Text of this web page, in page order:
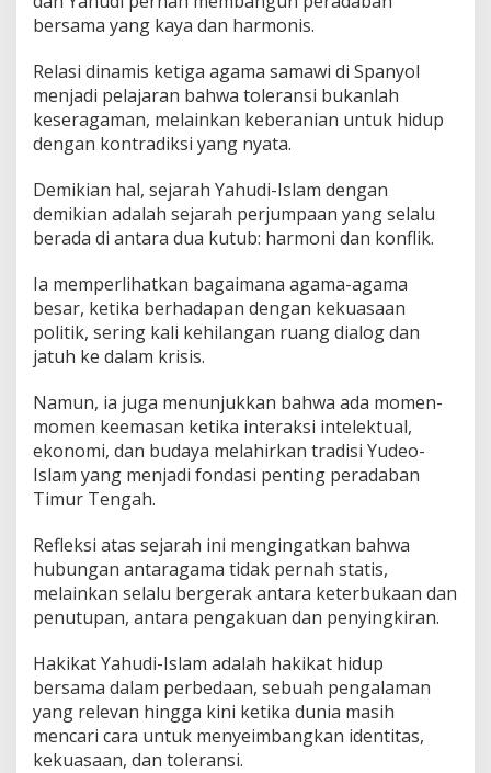
bersama yang kaya dan harmonis.
Relasi dinamis ketiga agama samawi di Spanyol
menjadi pelajaran bahwa toleransi bukanlah
keseragaman, melainkan keberanian untuk hidup
dengan kontradiksi yang nyata.
Demikian hal, sejarah Yahudi-Islam dengan
demikian adalah sejarah perjumpaan yang selalu
berada di antara dua kutub: harmoni dan konflik.
Ia memperlihatkan bagaimana agama-agama
besar, ketika berhadapan dengan kekuasaan
politik, sering kali kehilangan ruang dialog dan
jatuh ke dalam krisis.
Namun, ia juga menunjukkan bahwa ada momen-
momen keemasan ketika interaksi intelektual,
ekonomi, dan budaya melahirkan tradisi Yudeo-
Islam yang menjadi fondasi penting peradaban
Timur Tengah.
Refleksi atas sejarah ini mengingatkan bahwa
hubungan antaragama tidak pernah statis,
melainkan selalu bergerak antara keterbukaan dan
penutupan, antara pengakuan dan penyingkiran.
Hakikat Yahudi-Islam adalah hakikat hidup
bersama dalam perbedaan, sebuah pengalaman
yang relevan hingga kini ketika dunia masih
mencari cara untuk menyeimbangkan identitas,
kekuasaan, dan toleransi.